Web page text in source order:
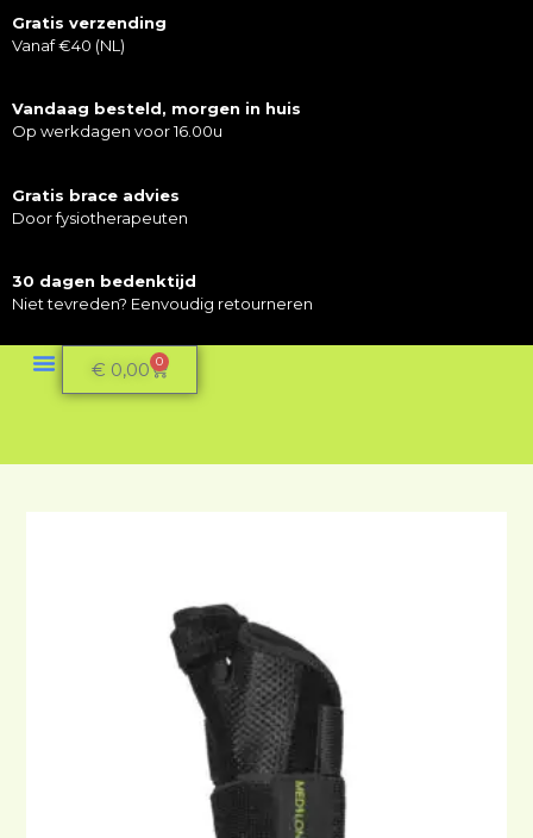
Gratis verzending
Vanaf €40 (NL)
Vandaag besteld, morgen in huis
Op werkdagen voor 16.00u
Gratis brace advies
Door fysiotherapeuten
30 dagen bedenktijd
Niet tevreden? Eenvoudig retourneren
€ 0,00 0